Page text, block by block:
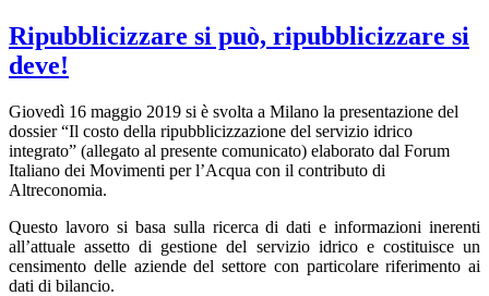
Ripubblicizzare si può, ripubblicizzare si
deve!
Giovedì 16 maggio 2019 si è svolta a Milano la presentazione del
dossier “Il costo della ripubblicizzazione del servizio idrico
integrato” (allegato al presente comunicato) elaborato dal Forum
Italiano dei Movimenti per l’Acqua con il contributo di
Altreconomia.
Questo lavoro si basa sulla ricerca di dati e informazioni inerenti
all’attuale assetto di gestione del servizio idrico e costituisce un
censimento delle aziende del settore con particolare riferimento ai
dati di bilancio.